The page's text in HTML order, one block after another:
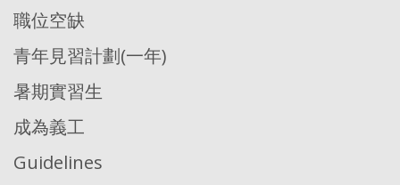
職位空缺
青年見習計劃(一年)
暑期實習生
成為義工
Guidelines